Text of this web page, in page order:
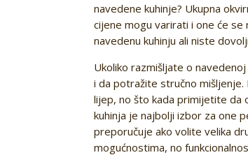
navedene kuhinje? Ukupna
cijene mogu varirati i one će se
navedenu kuhinju ali niste
Ukoliko razmišljate o
i da potražite stručno
lijep, no što kada primijetite da
kuhinja je najbolji izbor za one
preporučuje ako volite velika
mogućnostima, no